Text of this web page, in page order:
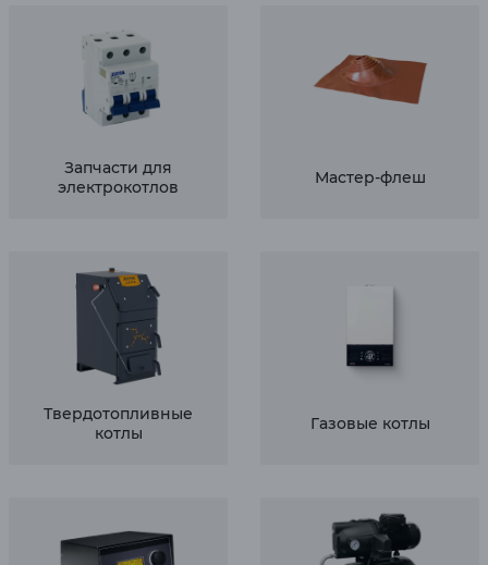
Запчасти для
электрокотлов
Мастер-флеш
Твердотопливные
котлы
Газовые котлы